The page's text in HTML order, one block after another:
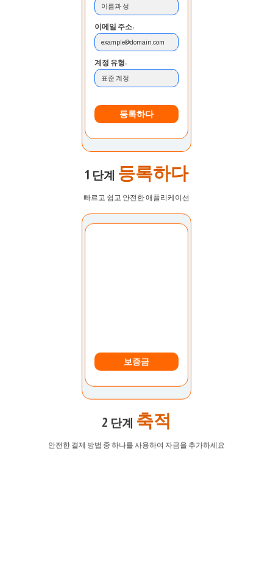
이름과 성
이메일 주소:
example@domain.com
계정 유형:
표준 계정
등록하다
1 단계 등록하다
빠르고 쉽고 안전한 애플리케이션
보증금
2 단계 축적
안전한 결제 방법 중 하나를 사용하여 자금을 추가하세요